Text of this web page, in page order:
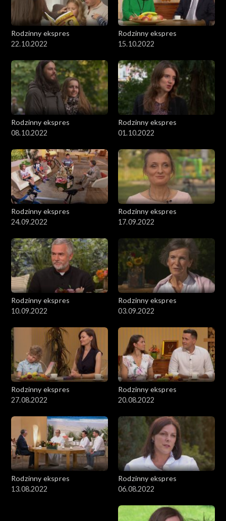
Rodzinny ekspres
22.10.2022
Rodzinny ekspres
15.10.2022
Rodzinny ekspres
08.10.2022
Rodzinny ekspres
01.10.2022
Rodzinny ekspres
24.09.2022
Rodzinny ekspres
17.09.2022
Rodzinny ekspres
10.09.2022
Rodzinny ekspres
03.09.2022
Rodzinny ekspres
27.08.2022
Rodzinny ekspres
20.08.2022
Rodzinny ekspres
13.08.2022
Rodzinny ekspres
06.08.2022